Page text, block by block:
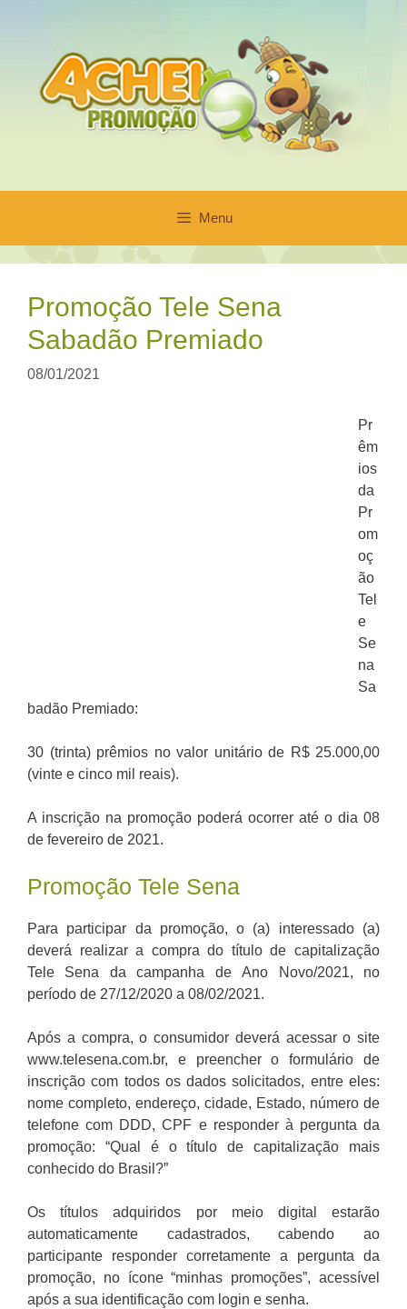
conteúdo
Menu
Promoção Tele Sena
Sabadão Premiado
08/01/2021
Pr
êm
ios
da
Pr
om
oç
ão
Tel
e
Se
na
Sa
badão Premiado:
30 (trinta) prêmios no valor unitário de R$ 25.000,00
(vinte e cinco mil reais).
A inscrição na promoção poderá ocorrer até o dia 08
de fevereiro de 2021.
Promoção Tele Sena
Para participar da promoção, o (a) interessado (a)
deverá realizar a compra do título de capitalização
Tele Sena da campanha de Ano Novo/2021, no
período de 27/12/2020 a 08/02/2021.
Após a compra, o consumidor deverá acessar o site
www.telesena.com.br, e preencher o formulário de
inscrição com todos os dados solicitados, entre eles:
nome completo, endereço, cidade, Estado, número de
telefone com DDD, CPF e responder à pergunta da
promoção: “Qual é o título de capitalização mais
conhecido do Brasil?”
Os títulos adquiridos por meio digital estarão
automaticamente cadastrados, cabendo ao
participante responder corretamente a pergunta da
promoção, no ícone “minhas promoções”, acessível
após a sua identificação com login e senha.